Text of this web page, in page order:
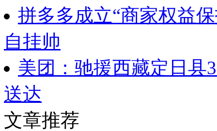
拼多多成立“商家权益
自挂帅
美团：驰援西藏定日县
送达
文章推荐